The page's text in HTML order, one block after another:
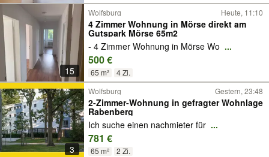
15
Wolfsburg Heute, 11:10
4 Zimmer Wohnung in Mörse direkt am
Gutspark Mörse 65m2
- 4 Zimmer Wohnung in Mörse Wo ...
500 €
65 m² 4 Zi.
3
Wolfsburg Gestern, 23:48
2-Zimmer-Wohnung in gefragter Wohnlage
Rabenberg
Ich suche einen nachmieter für ...
781 €
65 m² 2 Zi.